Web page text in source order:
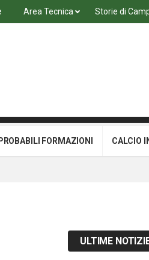
Area Tecnica Storie di
PROBABILI FORMAZIONI CALCIO
ULTIME